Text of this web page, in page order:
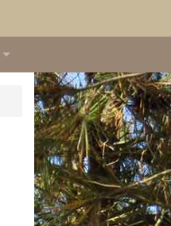
de Ré Nature